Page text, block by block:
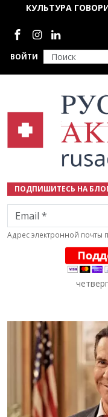
Перейти к основному
ВОЙТИ
КУЛЬТУРА
Социальные сети
ПОДПИШИТЕСЬ НА
Email
Адрес электронной почты